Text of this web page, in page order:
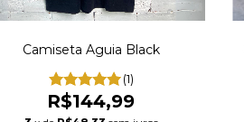
Camiseta Aguia Black
(1)
R$144,99